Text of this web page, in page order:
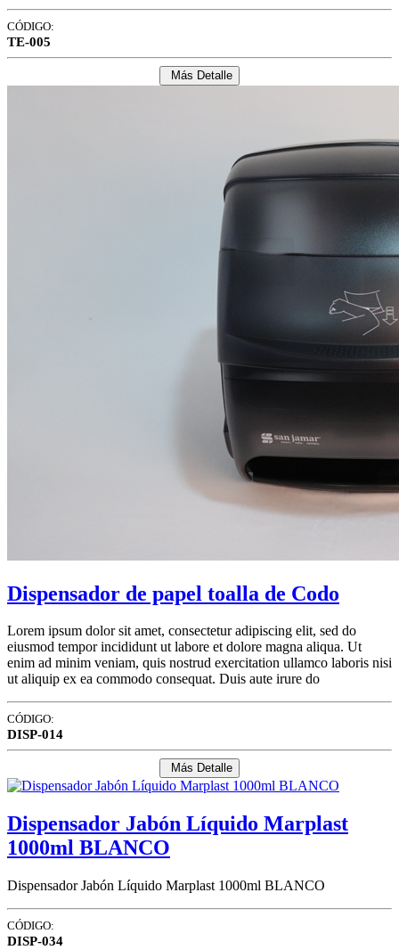
CÓDIGO:
TE-005
Más Detalle
Dispensador de papel toalla de Codo
Lorem ipsum dolor sit amet, consectetur adipiscing elit, sed do
eiusmod tempor incididunt ut labore et dolore magna aliqua. Ut
enim ad minim veniam, quis nostrud exercitation ullamco laboris nisi
ut aliquip ex ea commodo consequat. Duis aute irure do
CÓDIGO:
DISP-014
Más Detalle
Dispensador Jabón Líquido Marplast
1000ml BLANCO
Dispensador Jabón Líquido Marplast 1000ml BLANCO
CÓDIGO:
DISP-034